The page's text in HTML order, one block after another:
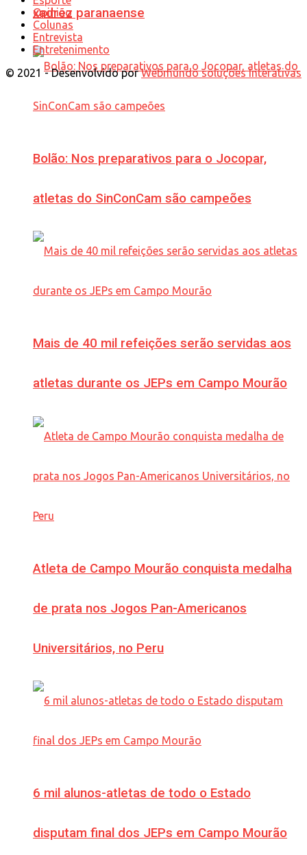
xadrez paranaense
Bolão: Nos preparativos para o Jocopar,
atletas do SinConCam são campeões
Mais de 40 mil refeições serão servidas aos
atletas durante os JEPs em Campo Mourão
Atleta de Campo Mourão conquista medalha
de prata nos Jogos Pan-Americanos
Universitários, no Peru
6 mil alunos-atletas de todo o Estado
disputam final dos JEPs em Campo Mourão
Opinião
Colunas
Entrevista
Entretenimento
© 2021 - Desenvolvido porWebmundo soluções Interativas